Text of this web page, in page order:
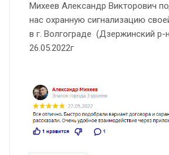
Михеев Александр Викторович
нас охранную сигнализацию
в г. Волгограде (Дзержинский р-
26.05.2022г